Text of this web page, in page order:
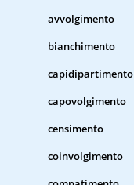
avvolgimento
bianchimento
capidipartimento
capovolgimento
censimento
coinvolgimento